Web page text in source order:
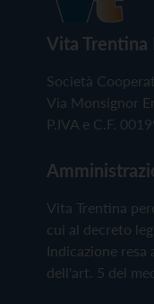
Vita Trentina
Società
Via Monsignor
P.IVA e C.F.
Vita Trentina
cui al decreto
Indicazione resa
dell'art. 5 del